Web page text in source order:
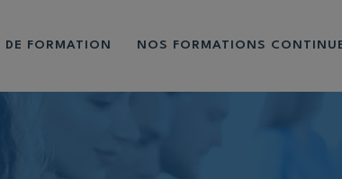
DE FORMATION NOS FORMATIONS